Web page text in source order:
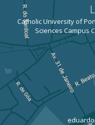
Catholic University of
Sciences Campus